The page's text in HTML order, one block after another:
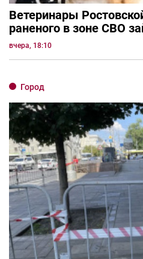
Ветеринары
раненого в зоне СВО
вчера, 18:10
Город